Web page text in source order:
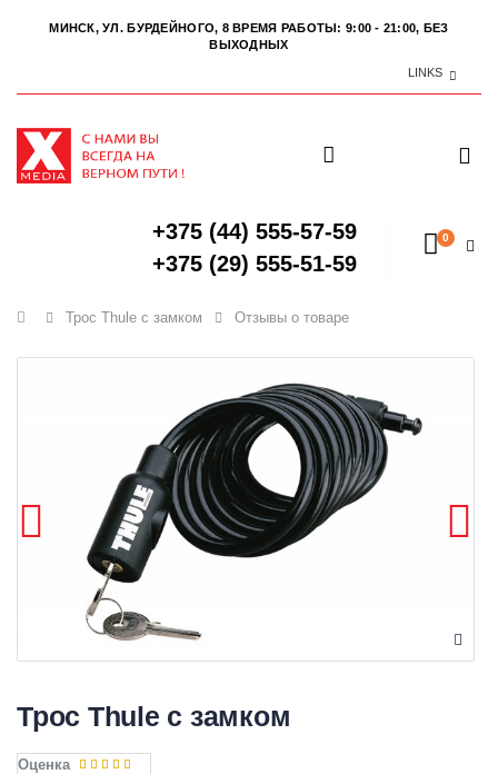
МИНСК, УЛ. БУРДЕЙНОГО, 8 ВРЕМЯ РАБОТЫ: 9:00 - 21:00, БЕЗ
ВЫХОДНЫХ
LINKS
+375 (44) 555-57-59
+375 (29) 555-51-59
0
Главная
Трос Thule с замком Отзывы о товаре
Трос Thule с замком
Оценка